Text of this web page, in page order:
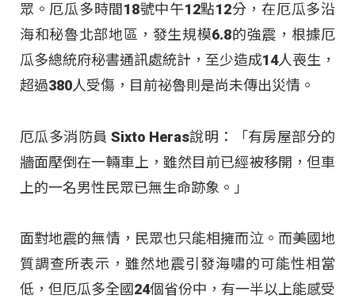
眾。厄瓜多時間18號中午12點12分，在厄瓜多沿
海和秘魯北部地區，發生規模6.8的強震，根據厄
瓜多總統府秘書通訊處統計，至少造成14人喪生，
超過380人受傷，目前祕魯則是尚未傳出災情。
厄瓜多消防員 Sixto Heras說明：「有房屋部分的
牆面壓倒在一輛車上，雖然目前已經被移開，但車
上的一名男性民眾已無生命跡象。」
面對地震的無情，民眾也只能相擁而泣。而美國地
質調查所表示，雖然地震引發海嘯的可能性相當
低，但厄瓜多全國24個省份中，有一半以上能感受